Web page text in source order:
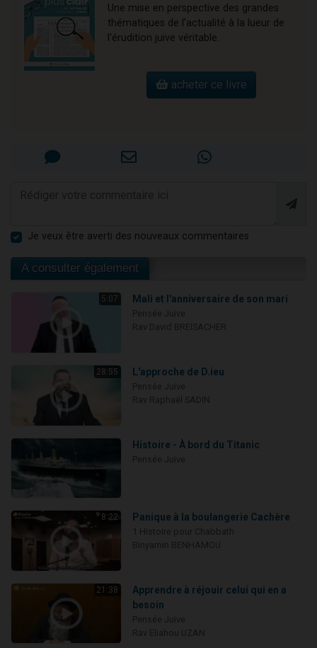
Une mise en perspective des grandes
thématiques de l'actualité à la lueur de
l'érudition juive véritable.
acheter ce livre
Je veux être averti des nouveaux commentaires
A consulter également
5:07 Mali et l'anniversaire de son mari
28:55 L'approche de D.ieu
Histoire - À bord du Titanic
8:22 Panique à la boulangerie Cachère
21:38
Apprendre à réjouir celui qui en a
besoin